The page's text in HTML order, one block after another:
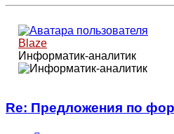
Blaze
Информатик-аналитик
Re: Предложения по